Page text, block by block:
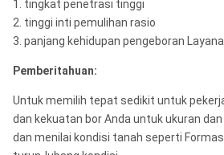
1. tingkat penetrasi tinggi
2. tinggi inti pemulihan rasio
3. panjang kehidupan pengeboran
Pemberitahuan:
Untuk memilih tepat sedikit untuk
dan kekuatan bor Anda untuk ukuran
dan menilai kondisi tanah seperti